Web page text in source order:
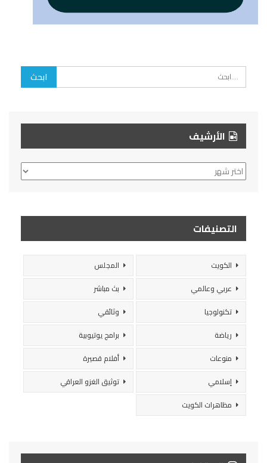
الأرشيف
الأرشيف
التصنيفات
الكويت
المجلس
عربي وعالمي
بث مباشر
تكنولوجيا
وثائقي
رياضة
برامج يوتيوبية
منوعات
أفلام قصيرة
إسلامي
توثيق الغزو العراقي
مظاهرات الكويت